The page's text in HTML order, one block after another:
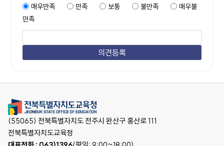
매우만족 만족 보통 불만족
매우불
만족
(55065) 전북특별자치도 전주시 완산구 홍산로 111
전북특별자치도교육청